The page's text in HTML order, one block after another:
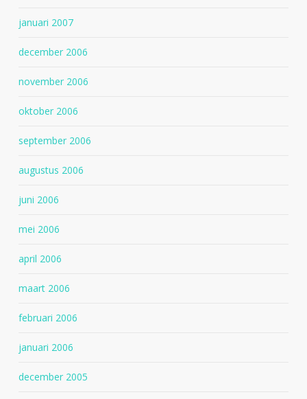
januari 2007
december 2006
november 2006
oktober 2006
september 2006
augustus 2006
juni 2006
mei 2006
april 2006
maart 2006
februari 2006
januari 2006
december 2005